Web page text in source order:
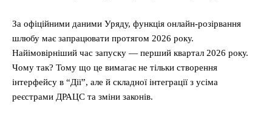
За офіційними даними Уряду, функція онлайн-розірвання
шлюбу має запрацювати протягом 2026 року.
Найімовірніший час запуску — перший квартал 2026 року.
Чому так? Тому що це вимагає не тільки створення
інтерфейсу в “Дії”, але й складної інтеграції з усіма
реєстрами ДРАЦС та зміни законів.